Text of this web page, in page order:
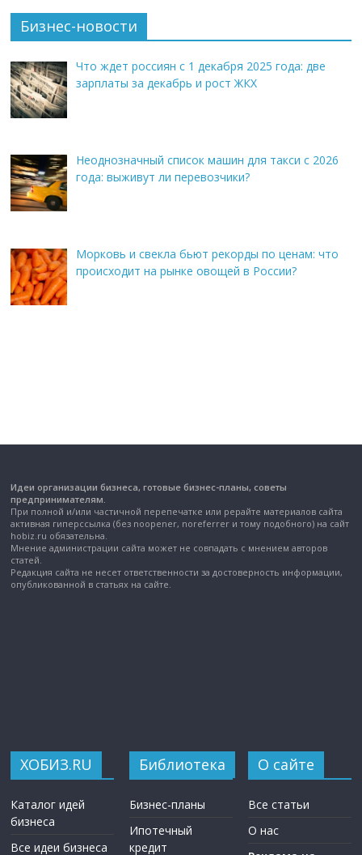
Бизнес-новости
Что ждет россиян с 1 декабря 2025 года: две
зарплаты за декабрь и рост ЖКХ
Неоднозначный список машин для такси с 2026
года: выживут ли перевозчики?
Морковь и свекла бьют рекорды по ценам: что
происходит на рынке овощей в России?
Идеи организации бизнеса, готовые бизнес-планы, советы
предпринимателям.
При полной и/или частичной перепечатке или рерайте материалов сайта
активная гиперссылка (без noopener, noreferrer и тому подобного) на сайт
hobiz.ru обязательна.
Мнение администрации сайта может не совпадать с мнением авторов
статей.
Редакция сайта не несет ответственности за достоверность информации,
опубликованной в статьях на сайте.
ХОБИЗ.RU
Каталог идей
бизнеса
Все идеи бизнеса
Библиотека
Бизнес-планы
Ипотечный
кредит
О сайте
Все статьи
О нас